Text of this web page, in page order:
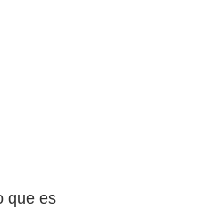
que es